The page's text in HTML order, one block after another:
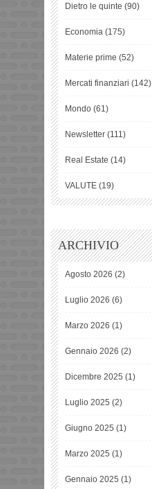
Dietro le quinte (90)
Economia (175)
Materie prime (52)
Mercati finanziari (142)
Mondo (61)
Newsletter (111)
Real Estate (14)
VALUTE (19)
ARCHIVIO
Agosto 2026 (2)
Luglio 2026 (6)
Marzo 2026 (1)
Gennaio 2026 (2)
Dicembre 2025 (1)
Luglio 2025 (2)
Giugno 2025 (1)
Marzo 2025 (1)
Gennaio 2025 (1)